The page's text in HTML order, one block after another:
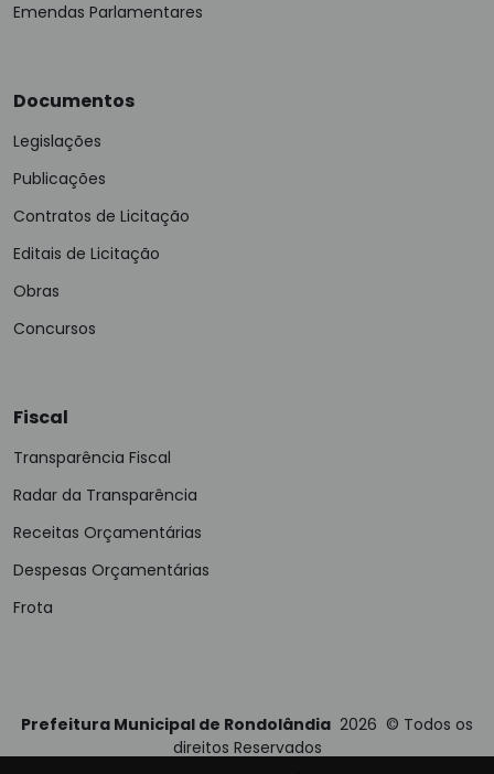
Emendas Parlamentares
Documentos
Legislações
Publicações
Contratos de Licitação
Editais de Licitação
Obras
Concursos
Fiscal
Transparência Fiscal
Radar da Transparência
Receitas Orçamentárias
Despesas Orçamentárias
Frota
Prefeitura Municipal de Rondolândia 2026 © Todos os
direitos Reservados